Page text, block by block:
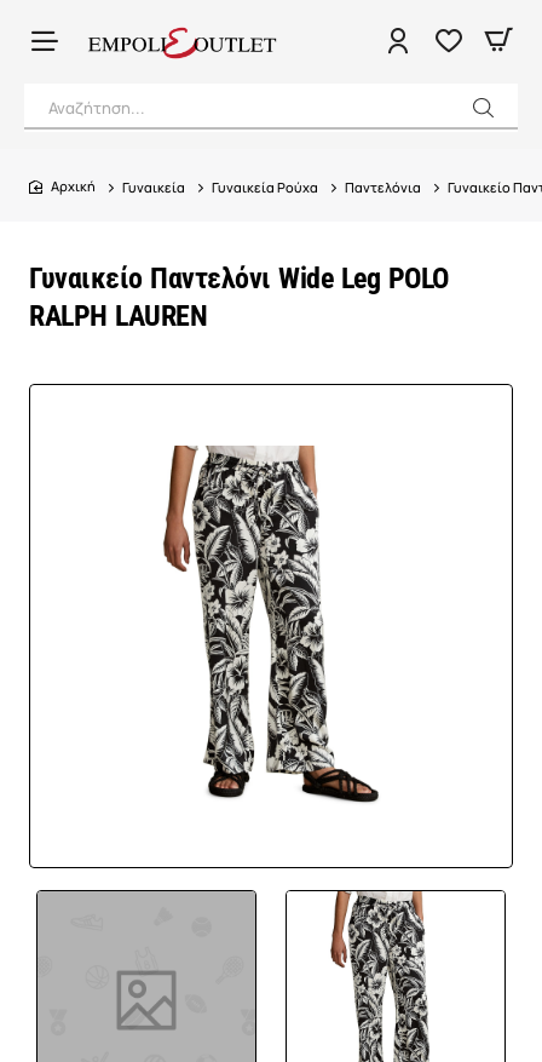
Αναζήτηση...
Γυναικείο Παντελόνι Wide Leg POLO
RALPH LAUREN
home
Γυναικεία Γυναικεία Ρούχα Παντελόνια Γυναικείο